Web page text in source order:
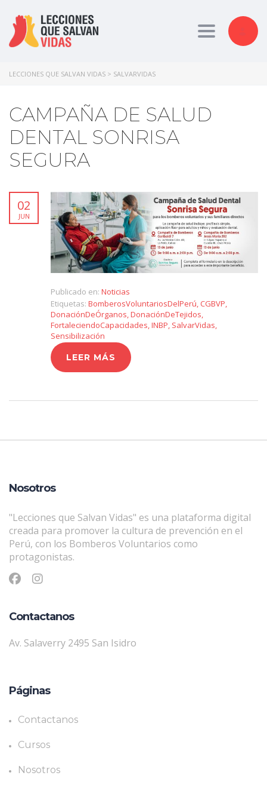
Toggle
LECCIONES QUE SALVAN VIDAS > SALVARVIDAS
CAMPAÑA DE SALUD
DENTAL SONRISA
SEGURA
02
JUN
Publicado en: Noticias
Etiquetas: BomberosVoluntariosDelPerú, CGBVP,
DonaciónDeÓrganos,DonaciónDeTejidos,
FortaleciendoCapacidades,INBP, SalvarVidas,
Sensibilización
LEER MÁS
Nosotros
"Lecciones que Salvan Vidas" es una plataforma digital
creada para promover la cultura de prevención en el
Perú, con los Bomberos Voluntarios como
protagonistas.
Contactanos
Av. Salaverry 2495 San Isidro
Páginas
Contactanos
Cursos
Nosotros